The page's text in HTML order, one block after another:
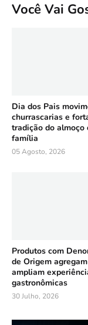
Você Vai
Dia dos Pais
churrascarias e
tradição do almoço
família
05 Agosto, 2026
Produtos com
de Origem
ampliam
gastronômicas
30 Julho, 2026